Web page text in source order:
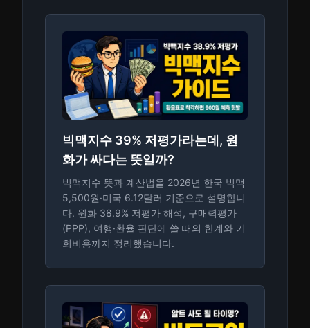
빅맥지수 39% 저평가라는데, 원
화가 싸다는 뜻일까?
빅맥지수 뜻과 계산법을 2026년 한국 빅맥
5,500원·미국 6.12달러 기준으로 설명합니
다. 원화 38.9% 저평가 해석, 구매력평가
(PPP), 여행·환율 판단에 쓸 때의 한계와 기
회비용까지 정리했습니다.